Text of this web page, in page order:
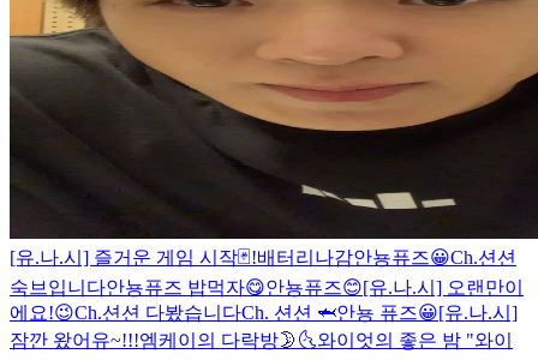
[유.나.시] 즐거운 게임 시작🃏!배터리나감안뇽퓨즈😀Ch.션션
숙브입니다안뇽퓨즈 밥먹자😋안뇽퓨즈😊[유.나.시] 오랜만이
에요!😉Ch.션션 다봤습니다Ch. 션션 🦈안뇽 퓨즈😀[유.나.시]
잠깐 왔어유~!!!엠케이의 다락방🌛🌜와이엇의 좋은 밤 "와이